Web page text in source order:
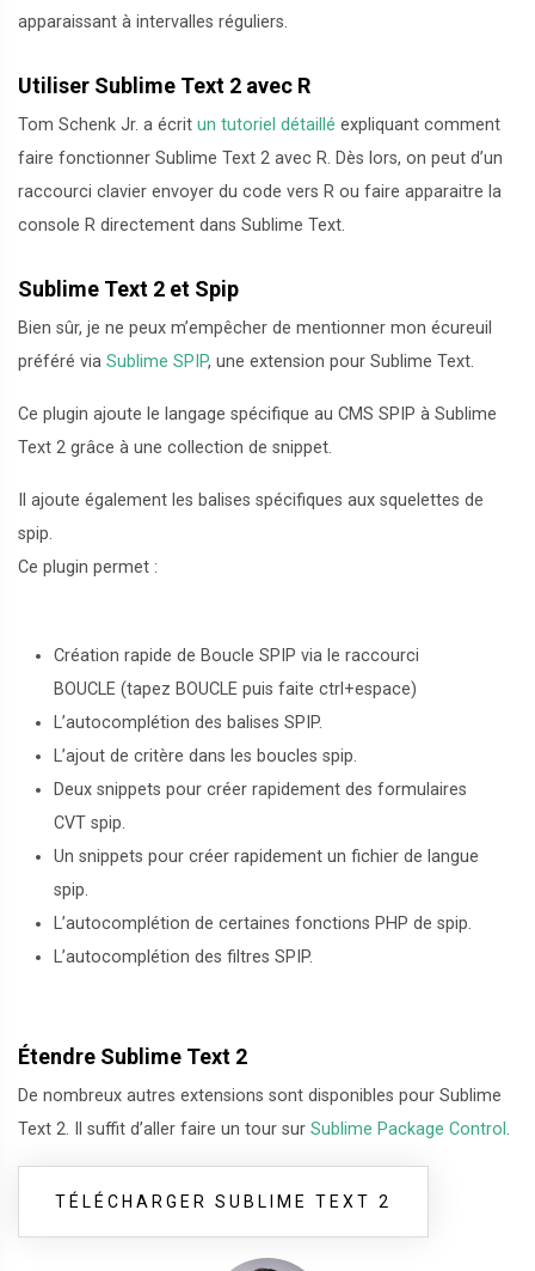
apparaissant à intervalles réguliers.
Utiliser Sublime Text 2 avec R
Tom Schenk Jr. a écrit un tutoriel détaillé expliquant comment
faire fonctionner Sublime Text 2 avec R. Dès lors, on peut d’un
raccourci clavier envoyer du code vers R ou faire apparaitre la
console R directement dans Sublime Text.
Sublime Text 2 et Spip
Bien sûr, je ne peux m’empêcher de mentionner mon écureuil
préféré via Sublime SPIP, une extension pour Sublime Text.
Ce plugin ajoute le langage spécifique au CMS SPIP à Sublime
Text 2 grâce à une collection de snippet.
Il ajoute également les balises spécifiques aux squelettes de
spip.
Ce plugin permet :
Création rapide de Boucle SPIP via le raccourci
BOUCLE (tapez BOUCLE puis faite ctrl+espace)
L’autocomplétion des balises SPIP.
L’ajout de critère dans les boucles spip.
Deux snippets pour créer rapidement des formulaires
CVT spip.
Un snippets pour créer rapidement un fichier de langue
spip.
L’autocomplétion de certaines fonctions PHP de spip.
L’autocomplétion des filtres SPIP.
Étendre Sublime Text 2
De nombreux autres extensions sont disponibles pour Sublime
Text 2. Il suffit d’aller faire un tour sur Sublime Package Control .
TÉLÉCHARGER SUBLIME TEXT 2